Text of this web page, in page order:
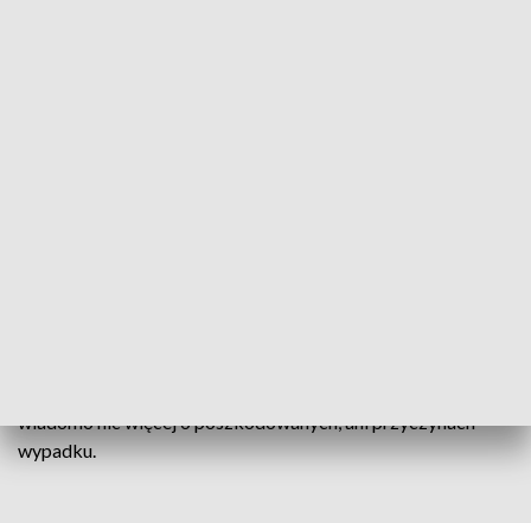
wiadomo nic więcej o poszkodowanych, ani przyczynach
wypadku.